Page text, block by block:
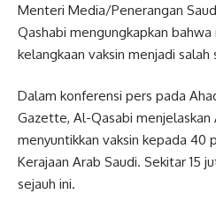
Menteri Media/Penerangan
Qashabi mengungkapkan bahwa
kelangkaan vaksin menjadi salah
Dalam konferensi pers pada
Gazette, Al-Qasabi menjelaskan
menyuntikkan vaksin kepada 40
Kerajaan Arab Saudi. Sekitar 15
sejauh ini.